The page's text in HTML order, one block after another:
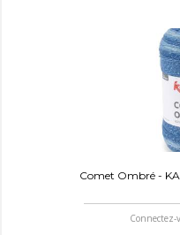
Comet Ombré -